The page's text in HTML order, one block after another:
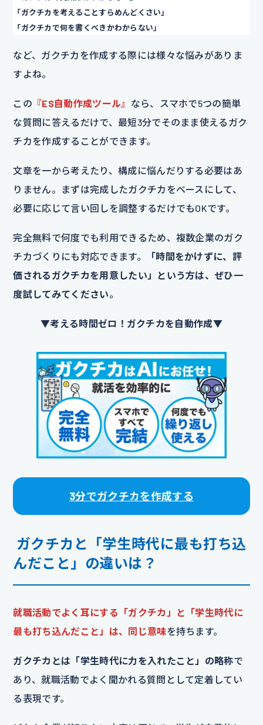
「ガクチカを考えることすらめんどくさい」
「ガクチカで何を書くべきかわからない」
など、ガクチカを作成する際には様々な悩みがありま
すよね。
この 『ES自動作成ツール』 なら、スマホで5つの簡単
な質問に答えるだけで、最短3分でそのまま使えるガク
チカを作成することができます。
文章を一から考えたり、構成に悩んだりする必要はあ
りません。まずは完成したガクチカをベースにして、
必要に応じて言い回しを調整するだけでもOKです。
完全無料で何度でも利用できるため、複数企業のガク
チカづくりにも対応できます。
「時間をかけずに、評
価されるガクチカを用意したい」という方は、ぜひ一
度試してみてください。
▼考える時間ゼロ！ガクチカを自動作成▼
3分でガクチカを作成する
ガクチカと「学生時代に最も打ち込
んだこと」の違いは？
就職活動でよく耳にする「ガクチカ」と「学生時代に
最も打ち込んだこと」は、同じ意味を持ちます。
ガクチカとは「学生時代に力を入れたこと」の略称で
あり、就職活動でよく聞かれる質問として定着してい
る表現です。